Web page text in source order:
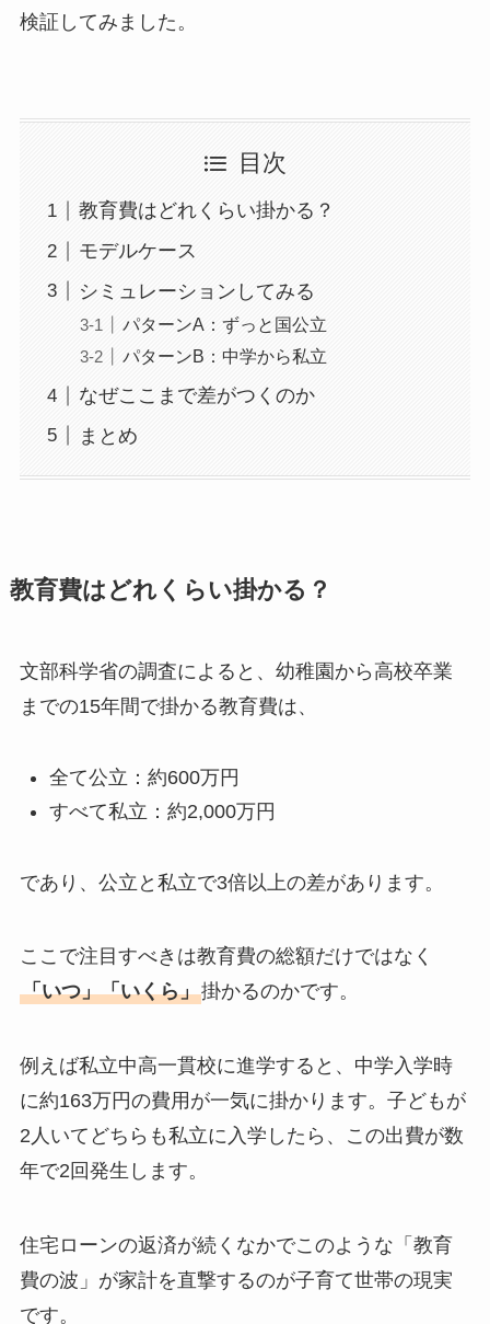
検証してみました。
目次
教育費はどれくらい掛かる？
モデルケース
シミュレーションしてみる
パターンA：ずっと国公立
パターンB：中学から私立
なぜここまで差がつくのか
まとめ
教育費はどれくらい掛かる？
文部科学省の調査によると、幼稚園から高校卒業
までの15年間で掛かる教育費は、
全て公立：約600万円
すべて私立：約2,000万円
であり、公立と私立で3倍以上の差があります。
ここで注目すべきは教育費の総額だけではなく
「いつ」「いくら」掛かるのかです。
例えば私立中高一貫校に進学すると、中学入学時
に約163万円の費用が一気に掛かります。子どもが
2人いてどちらも私立に入学したら、この出費が数
年で2回発生します。
住宅ローンの返済が続くなかでこのような「教育
費の波」が家計を直撃するのが子育て世帯の現実
です。